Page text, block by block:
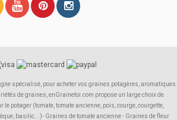
spécialisé, pour acheter vos graines potagères, aromatiques
de graines, enGrainetoi.com propose un large choix de
potager (tomate, tomate ancienne, pois, courge, courgette,
basilic...)- Graines de tomate ancienne - Graines de fleur